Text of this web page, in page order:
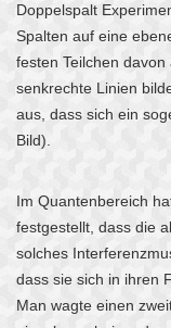
Doppelspalt
Spalten auf eine
festen Teilchen
senkrechte Linien
aus, dass sich ein
Bild).
Im Quantenbereich
festgestellt, dass die
solches
dass sie sich in ihren
Man wagte einen